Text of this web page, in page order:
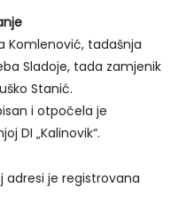
Komlenović, tadašnja
Sladoje, tada zamjenik
Stanić.
i otpočela je
DI „Kalinovik“.
adresi je registrovana